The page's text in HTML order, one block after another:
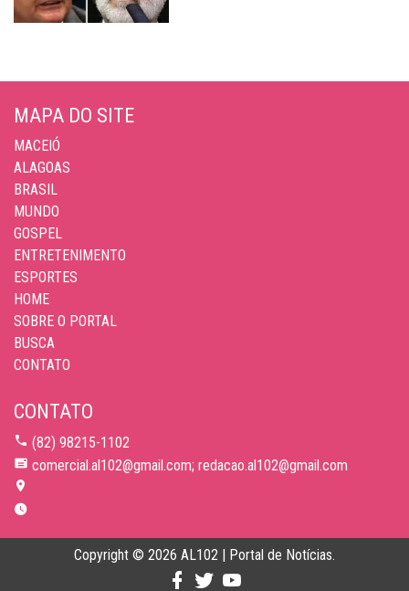
MAPA DO SITE
MACEIÓ
ALAGOAS
BRASIL
MUNDO
GOSPEL
ENTRETENIMENTO
ESPORTES
HOME
SOBRE O PORTAL
BUSCA
CONTATO
CONTATO
(82) 98215-1102
comercial.al102@gmail.com; redacao.al102@gmail.com
Copyright © 2026 AL102 | Portal de Notícias.